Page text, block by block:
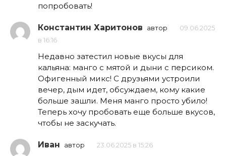
попробовать!
Константин Харитонов автор
09.06.2025
в 16:16
Недавно затестил новые вкусы для
кальяна: манго с мятой и дыни с персиком.
Офигенный микс! С друзьями устроили
вечер, дым идет, обсуждаем, кому какие
больше зашли. Меня манго просто убило!
Теперь хочу пробовать еще больше вкусов,
чтобы не заскучать.
Иван автор 23.06.2025 в 15:26